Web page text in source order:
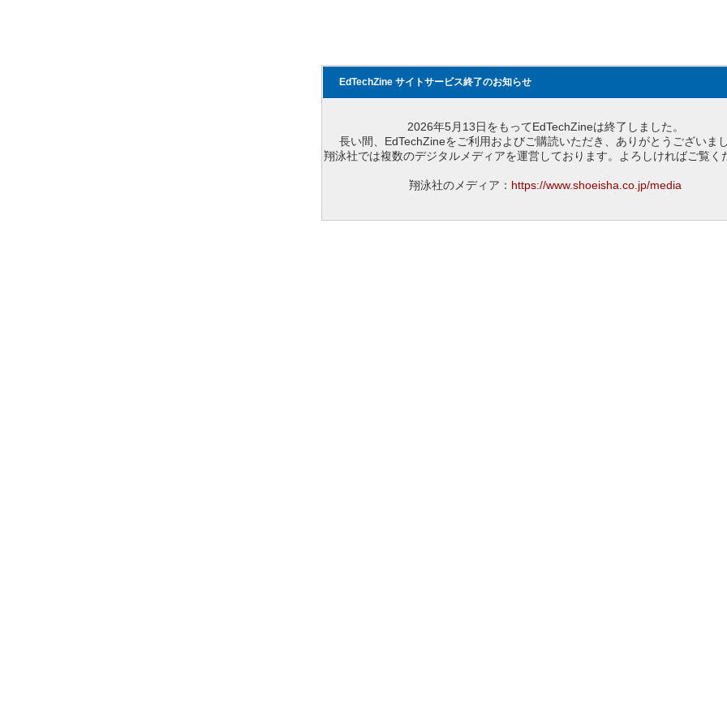
EdTechZine サイトサービス終了のお知らせ
2026年5月13日をもってEdTechZineは終了しました。
長い間、EdTechZineをご利用およびご購読いただき、ありがとうございまし
翔泳社では複数のデジタルメディアを運営しております。よろしければご覧く
翔泳社のメディア： https://www.shoeisha.co.jp/media